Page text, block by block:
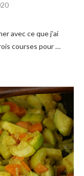
avec ce que j’ai
courses pour …